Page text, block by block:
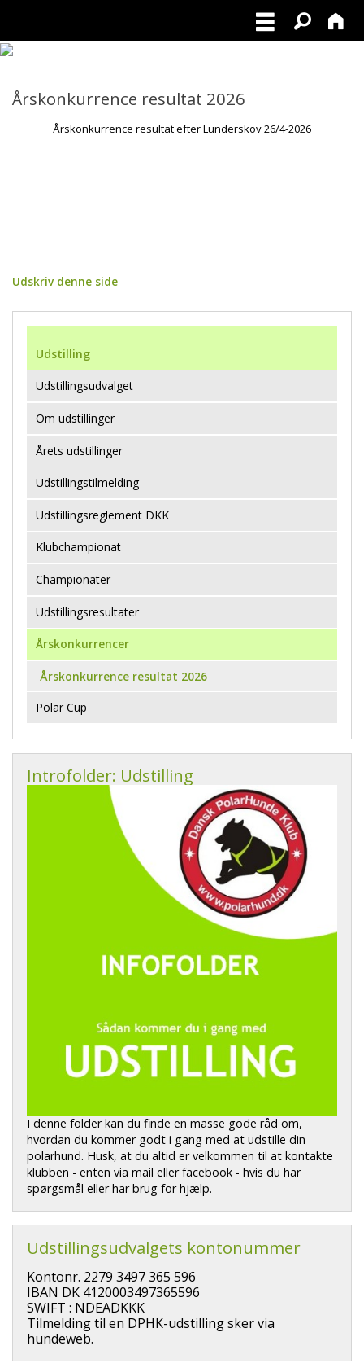
Årskonkurrence resultat 2026
Årskonkurrence resultat efter Lunderskov 26/4-2026
Udskriv denne side
Udstilling
Udstillingsudvalget
Om udstillinger
Årets udstillinger
Udstillingstilmelding
Udstillingsreglement DKK
Klubchampionat
Championater
Udstillingsresultater
Årskonkurrencer
Årskonkurrence resultat 2026
Polar Cup
Introfolder: Udstilling
I denne folder kan du finde en masse gode råd om,
hvordan du kommer godt i gang med at udstille din
polarhund. Husk, at du altid er velkommen til at kontakte
klubben - enten via mail eller facebook - hvis du har
spørgsmål eller har brug for hjælp.
Udstillingsudvalgets kontonummer
Kontonr. 2279 3497 365 596
IBAN DK 4120003497365596
SWIFT : NDEADKKK
Tilmelding til en DPHK-udstilling sker via
hundeweb.